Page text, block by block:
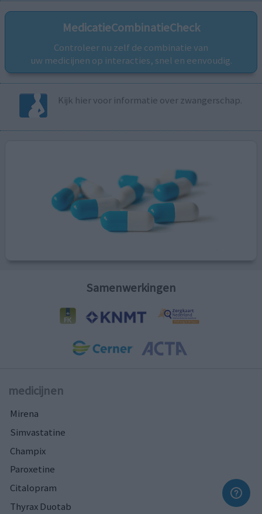
MedicatieCombinatieCheck
Controleer nu zelf de combinatie van
uw medicijnen op interacties, snel en eenvoudig.
Kijk hier voor informatie over zwangerschap.
Samenwerkingen
medicijnen
Mirena
Simvastatine
Champix
Paroxetine
Citalopram
Thyrax Duotab